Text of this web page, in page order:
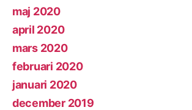
maj 2020
april 2020
mars 2020
februari 2020
januari 2020
december 2019